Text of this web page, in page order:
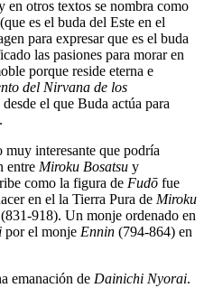
en otros textos se nombra como
(que es el buda del Este en el
para expresar que es el buda
las pasiones para morar en
porque reside eterna e
del Nirvana de los
desde el que Buda actúa para
interesante que podría
entre Miroku Bosatsu y
como la figura de Fudō fue
en el la Tierra Pura de Miroku
(831-918). Un monje ordenado en
por el monje Ennin (794-864) en
emanación de Dainichi Nyorai.